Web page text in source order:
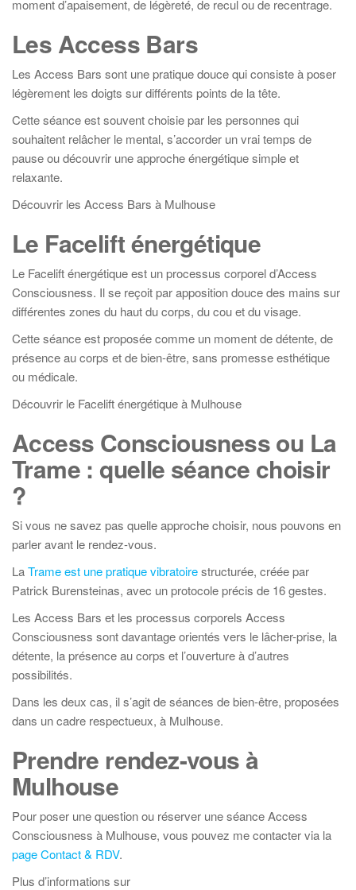
moment d’apaisement, de légèreté, de recul ou de recentrage.
Les Access Bars
Les Access Bars sont une pratique douce qui consiste à poser
légèrement les doigts sur différents points de la tête.
Cette séance est souvent choisie par les personnes qui
souhaitent relâcher le mental, s’accorder un vrai temps de
pause ou découvrir une approche énergétique simple et
relaxante.
Découvrir les Access Bars à Mulhouse
Le Facelift énergétique
Le Facelift énergétique est un processus corporel d’Access
Consciousness. Il se reçoit par apposition douce des mains sur
différentes zones du haut du corps, du cou et du visage.
Cette séance est proposée comme un moment de détente, de
présence au corps et de bien-être, sans promesse esthétique
ou médicale.
Découvrir le Facelift énergétique à Mulhouse
Access Consciousness ou La
Trame : quelle séance choisir
?
Si vous ne savez pas quelle approche choisir, nous pouvons en
parler avant le rendez-vous.
LaTrame est une pratique vibratoirestructurée, créée par
Patrick Burensteinas, avec un protocole précis de 16 gestes.
Les Access Bars et les processus corporels Access
Consciousness sont davantage orientés vers le lâcher-prise, la
détente, la présence au corps et l’ouverture à d’autres
possibilités.
Dans les deux cas, il s’agit de séances de bien-être, proposées
dans un cadre respectueux, à Mulhouse.
Prendre rendez-vous à
Mulhouse
Pour poser une question ou réserver une séance Access
Consciousness à Mulhouse, vous pouvez me contacter via la
page Contact & RDV.
Plus d’informations sur